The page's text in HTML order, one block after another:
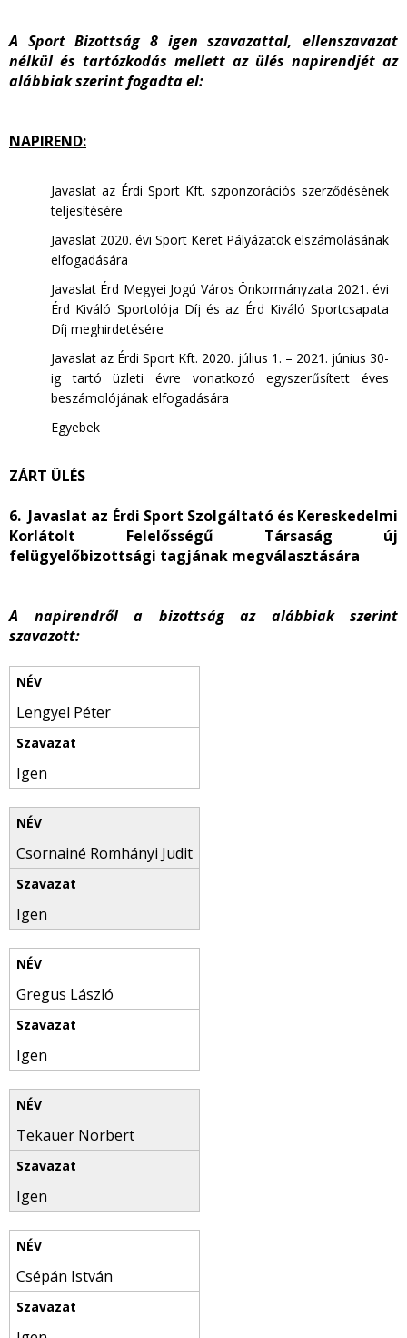
A Sport Bizottság 8 igen szavazattal, ellenszavazat
nélkül és tartózkodás mellett az ülés napirendjét az
alábbiak szerint fogadta el:
NAPIREND:
Javaslat az Érdi Sport Kft. szponzorációs szerződésének
teljesítésére
Javaslat 2020. évi Sport Keret Pályázatok elszámolásának
elfogadására
Javaslat Érd Megyei Jogú Város Önkormányzata 2021. évi
Érd Kiváló Sportolója Díj és az Érd Kiváló Sportcsapata
Díj meghirdetésére
Javaslat az Érdi Sport Kft. 2020. július 1. – 2021. június 30-
ig tartó üzleti évre vonatkozó egyszerűsített éves
beszámolójának elfogadására
Egyebek
ZÁRT ÜLÉS
6. Javaslat az Érdi Sport Szolgáltató és Kereskedelmi
Korlátolt Felelősségű Társaság új
felügyelőbizottsági tagjának megválasztására
A napirendről a bizottság az alábbiak szerint
szavazott:
Lengyel Péter
Igen
Csornainé Romhányi Judit
Igen
Gregus László
Igen
Tekauer Norbert
Igen
Csépán István